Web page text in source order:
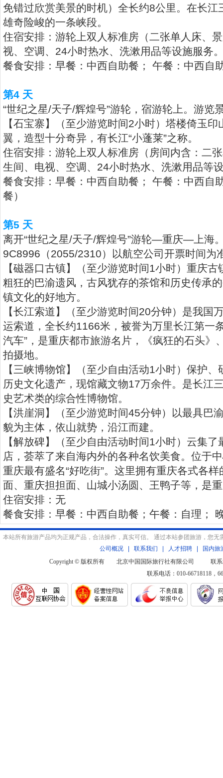
免错过欣赏美景的时机）全长约8公里。在长
雄奇险峻的一条峡段。
住宿安排：游轮上双人标准房（二张单人床、
视、空调、24小时热水、洗漱用品等设施服务
餐食安排：早餐：中西自助餐； 午餐：中西自
第4 天
“世纪之星/天子/辉煌号”游轮，宿游轮上。游览
【石宝寨】（至少游览时间2小时）塔楼倚玉
翼，造型十分奇异，有长江“小蓬莱”之称。
住宿安排：游轮上双人标准房（房间内含：二
生间、电视、空调、24小时热水、洗漱用品等
餐食安排：早餐：中西自助餐； 午餐：中西自
餐）
第5 天
离开“世纪之星/天子/辉煌号”游轮—重庆—上海
9C8996（2055/2310）以航空公司开票时间为
【磁器口古镇】（至少游览时间1小时）重庆
粗狂的巴渝遗风，古风犹存的茶馆和历史传承
镇文化的好地方。
【长江索道】（至少游览时间20分钟）是我国
运索道，全长约1166米，被誉为万里长江第一
汽车”，是重庆都市旅游名片，《疯狂的石头》
拍摄地。
【三峡博物馆】（至少自由活动1小时）保护
历史文化遗产，现馆藏文物17万余件。是长江
史艺术类的综合性博物馆。
【洪崖洞】（至少游览时间45分钟）以最具巴
貌为主体，依山就势，沿江而建。
【解放碑】（至少自由活动时间1小时）云集
店，荟萃了来自海内外的各种名饮美食。位于
重庆最有盛名“好吃街”。这里拥有重庆各式各
面、重庆担担面、山城小汤圆、王鸭子等，是
住宿安排：无
餐食安排：早餐：中西自助餐；午餐：自理；
本站所有旅游产品均为正规产品，合法操作，真实可信。 通过本站参团旅游，您
公司概况
联系我们 人才招聘
国内旅
Copyright © 版权所有 北京中国国际旅行社有限公司 联系
联系电话：010-66718118